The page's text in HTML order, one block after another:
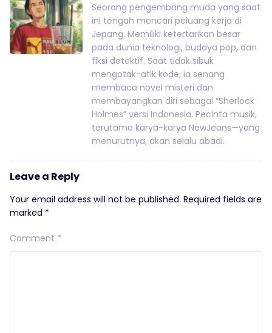
Seorang pengembang muda yang saat
ini tengah mencari peluang kerja di
Jepang. Memiliki ketertarikan besar
pada dunia teknologi, budaya pop, dan
fiksi detektif. Saat tidak sibuk
mengotak-atik kode, ia senang
membaca novel misteri dan
membayangkan diri sebagai “Sherlock
Holmes” versi Indonesia. Pecinta musik,
terutama karya-karya NewJeans—yang
menurutnya, akan selalu abadi.
Leave a Reply
Your email address will not be published. Required fields are
marked *
Comment *